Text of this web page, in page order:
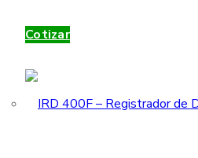
Cotizar